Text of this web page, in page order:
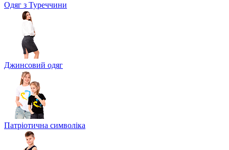
Одяг з Туреччини
Джинсовий одяг
Патріотична символіка